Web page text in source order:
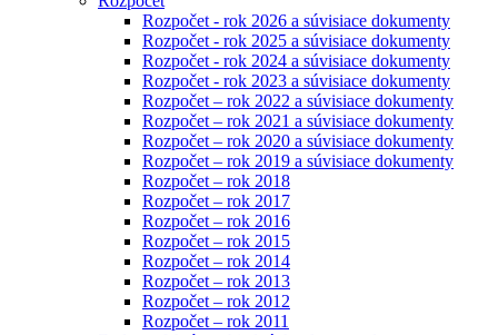
Rozpočet - rok 2026 a súvisiace dokumenty
Rozpočet - rok 2025 a súvisiace dokumenty
Rozpočet - rok 2024 a súvisiace dokumenty
Rozpočet - rok 2023 a súvisiace dokumenty
Rozpočet – rok 2022 a súvisiace dokumenty
Rozpočet – rok 2021 a súvisiace dokumenty
Rozpočet – rok 2020 a súvisiace dokumenty
Rozpočet – rok 2019 a súvisiace dokumenty
Rozpočet – rok 2018
Rozpočet – rok 2017
Rozpočet – rok 2016
Rozpočet – rok 2015
Rozpočet – rok 2014
Rozpočet – rok 2013
Rozpočet – rok 2012
Rozpočet – rok 2011